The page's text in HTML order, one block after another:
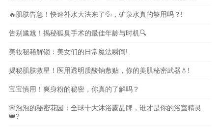
🔥肌肤告急！快速补水大法来了💦，矿泉水真的够用吗？!
告别尴尬！揭秘狐臭手术的最佳年龄与时机🔍
美妆秘籍解锁：美女们的日常魔法瞬间!
揭秘肌肤救星！医用透明质酸钠敷贴，你的美肌秘密武器💧!
宝宝慎用！爽身粉的秘密，你真的了解吗？
🌸泡泡的秘密花园：全球十大沐浴露品牌，谁才是你的浴室精灵
👑?